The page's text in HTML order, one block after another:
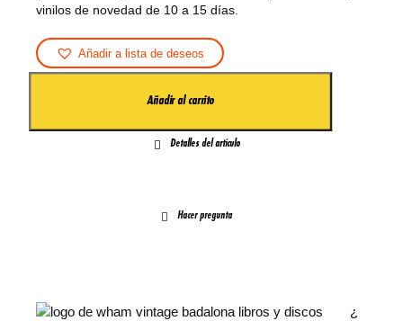
Añadir a lista de deseos
U
A
Añadir al carrito
Detalles del artículo
Hacer pregunta
¿